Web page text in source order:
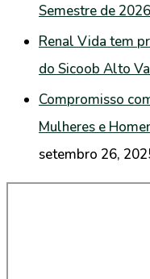
Semestre de 2026
Renal Vida tem
do Sicoob Alto
Compromisso
Mulheres e
setembro 26,